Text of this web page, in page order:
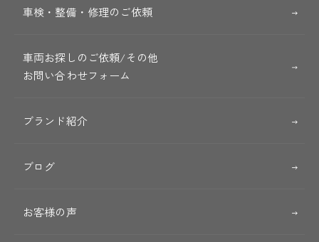
車検・整備・修理のご依頼
車両お探しのご依頼/その他
お問い合わせフォーム
ブランド紹介
ブログ
お客様の声